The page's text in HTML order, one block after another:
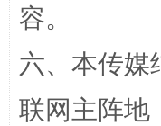
招工难、
容。
六、本传媒
联网主阵地